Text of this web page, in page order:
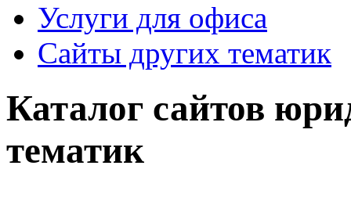
Услуги для офиса
Сайты других тематик
Каталог сайтов
тематик